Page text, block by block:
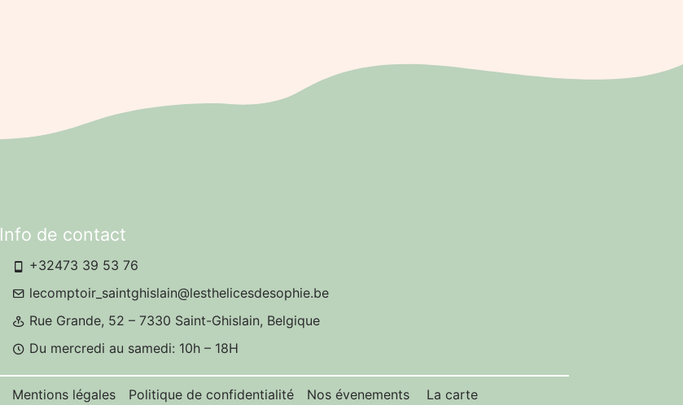
Info de contact
+32473 39 53 76
lecomptoir_saintghislain@lesthelicesdesophie.be
Rue Grande, 52 – 7330 Saint-Ghislain, Belgique
Du mercredi au samedi: 10h – 18H
Mentions légales Politique de confidentialité Nos évenements La carte